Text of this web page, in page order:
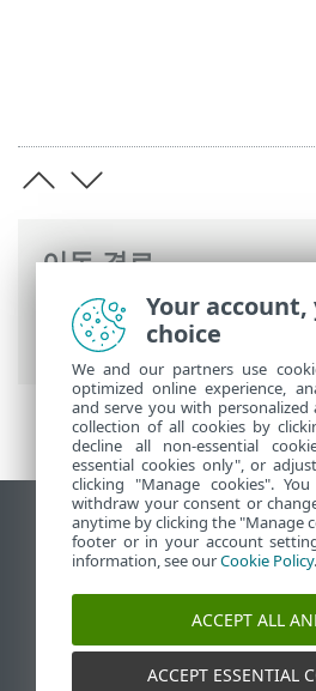
이동 경로
ESET 온라인 도움말>
고급 설정
> 사용자 인터페
데스크톱 사이트 보기
End of Life
ESET 지식 베이스
ESET Status Portal
Your
choice
We and our partners use
optimized online experience,
and serve you with personalized
collection of all cookies by
decline all non-essential
essential cookies only", or
clicking "Manage cookies".
withdraw your consent or
anytime by clicking the "Manage
footer or in your account
information, see ourCookie Policy.
ACCEPT ALL
ACCEPT ESSENTIAL